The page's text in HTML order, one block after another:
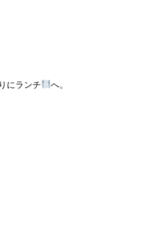
にランチ へ。